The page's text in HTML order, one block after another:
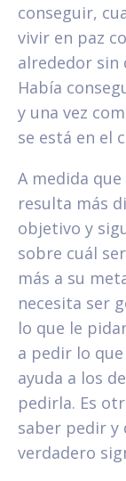
conseguir,
vivir en paz
alrededor sin
Había
y una vez
se está en el
A medida
resulta más
objetivo y
sobre cuál
más a su
necesita ser
lo que le
a pedir lo
ayuda a los
pedirla. Es
saber pedir y
verdadero